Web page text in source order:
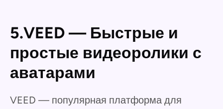
5.VEED — Быстрые и
простые видеоролики с
аватарами
VEED — популярная платформа для